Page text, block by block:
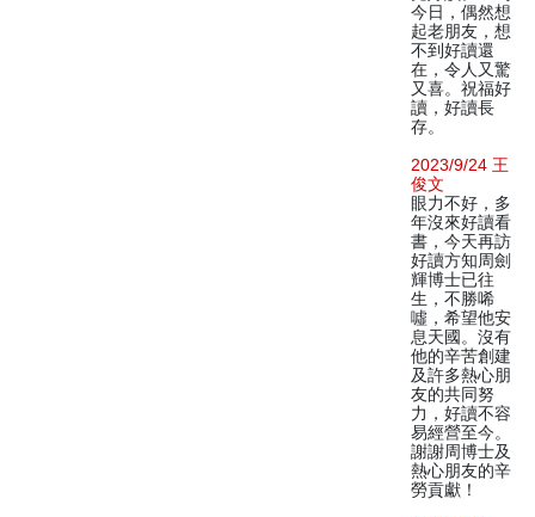
今日，偶然想
起老朋友，想
不到好讀還
在，令人又驚
又喜。祝福好
讀，好讀長
存。
2023/9/24 王
俊文
眼力不好，多
年沒來好讀看
書，今天再訪
好讀方知周劍
輝博士已往
生，不勝唏
噓，希望他安
息天國。沒有
他的辛苦創建
及許多熱心朋
友的共同努
力，好讀不容
易經營至今。
謝謝周博士及
熱心朋友的辛
勞貢獻！